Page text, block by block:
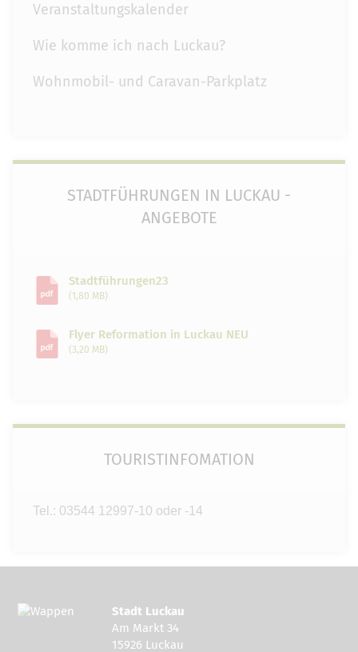
Veranstaltungskalender
Wie komme ich nach Luckau?
Wohnmobil- und Caravan-Parkplatz
STADTFÜHRUNGEN IN LUCKAU -
ANGEBOTE
Stadtführungen23
(1,80 MB)
Flyer Reformation in Luckau NEU
(3,20 MB)
TOURISTINFOMATION
Tel.: 03544 12997-10 oder -14
Stadt Luckau
Am Markt 34
15926 Luckau